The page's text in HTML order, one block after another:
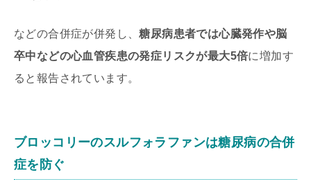
などの合併症が併発し、糖尿病患者では心臓発作や脳
卒中などの心血管疾患の発症リスクが最大5倍に増加す
ると報告されています。
ブロッコリーのスルフォラファンは糖尿病の合併
症を防ぐ